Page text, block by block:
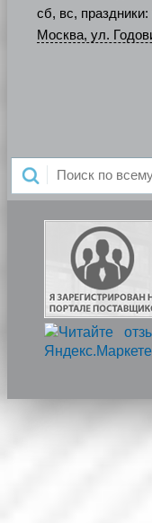
сб, вс,
Москва, ул.